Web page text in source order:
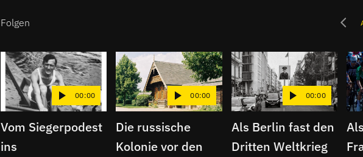
Folgen
00:00
Vom Siegerpodest
ins
00:00
Die russische
Kolonie vor den
00:00
Als Berlin fast den
Dritten Weltkrieg